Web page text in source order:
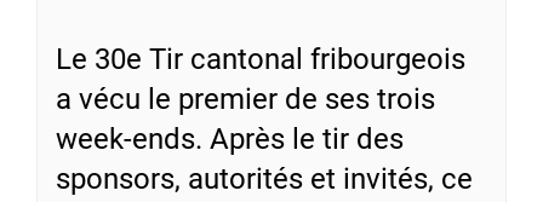
Le 30e Tir cantonal fribourgeois
a vécu le premier de ses trois
week-ends. Après le tir des
sponsors, autorités et invités, ce